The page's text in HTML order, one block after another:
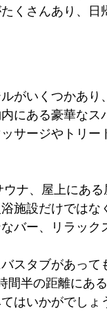
くさんあり、日
がいくつかあ
にある豪華な
サージやトリー
ウナ、屋上にあ
施設だけでは
バー、リラック
スタブがあって
間半の距離にあ
はいかがでしょ